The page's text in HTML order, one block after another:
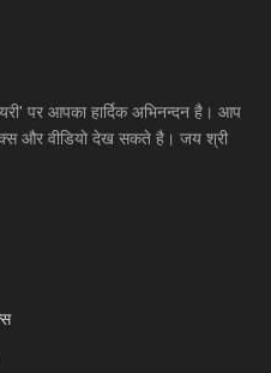
पर आपका हार्दिक अभिनन्दन है। आप
और वीडियो देख सकते है। जय श्री